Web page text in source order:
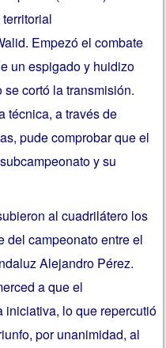
Empezó el combate
un espigado y huidizo
cortó la transmisión.
técnica, a través de
pude comprobar que el
y su
al cuadrilátero los
del campeonato entre el
Alejandro Pérez.
a que el
iniciativa, lo que repercutió
por unanimidad, al